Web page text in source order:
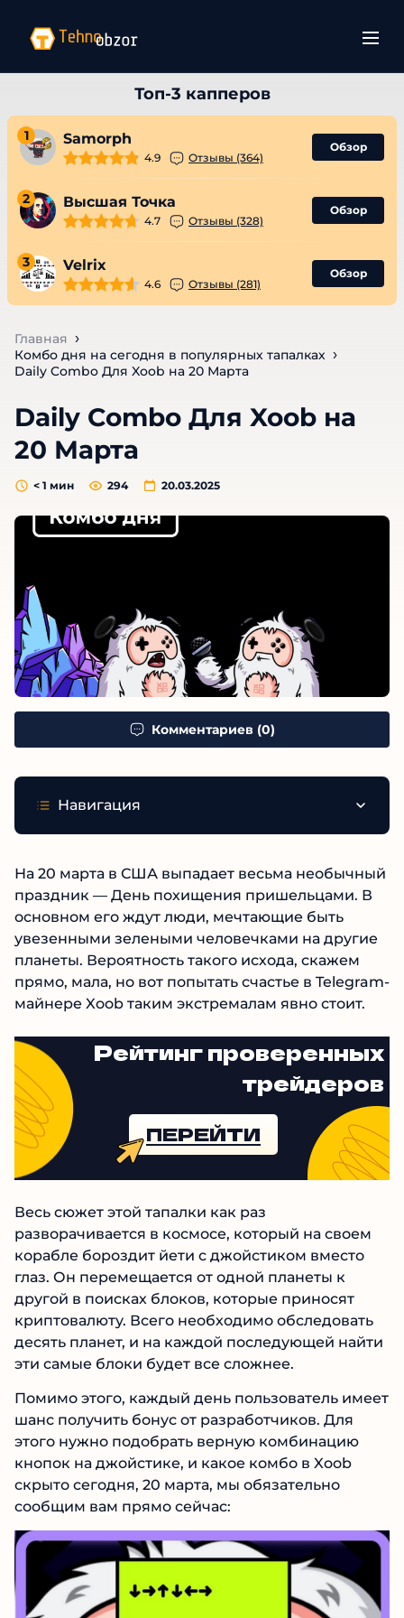
1 Samorph
4.9 Отзывы (364)
Обзор
2 Высшая Точка
4.7 Отзывы (328)
Обзор
3 Velrix
4.6 Отзывы (281)
Обзор
Главная
Комбо дня на сегодня в популярных тапалках
Daily Combo Для Xoob на 20 Марта
Daily Combo Для Xoob на
20 Марта
20.03.2025
< 1 мин 294
Комментариев (0)
Навигация
На 20 марта в США выпадает весьма необычный
праздник — День похищения пришельцами. В
основном его ждут люди, мечтающие быть
увезенными зелеными человечками на другие
планеты. Вероятность такого исхода, скажем
прямо, мала, но вот попытать счастье в Telegram-
майнере Xoob таким экстремалам явно стоит.
Рейтинг проверенных
трейдеров
ПЕРЕЙТИ
Весь сюжет этой тапалки как раз
разворачивается в космосе, который на своем
корабле бороздит йети с джойстиком вместо
глаз. Он перемещается от одной планеты к
другой в поисках блоков, которые приносят
криптовалюту. Всего необходимо обследовать
десять планет, и на каждой последующей найти
эти самые блоки будет все сложнее.
Помимо этого, каждый день пользователь имеет
шанс получить бонус от разработчиков. Для
этого нужно подобрать верную комбинацию
кнопок на джойстике, и какое комбо в Xoob
скрыто сегодня, 20 марта, мы обязательно
сообщим вам прямо сейчас: